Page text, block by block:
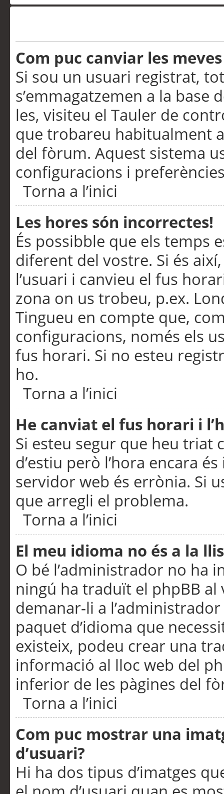
Com puc canviar les
Si sou un usuari registrat,
s’emmagatzemen a la
les, visiteu el Tauler de
que trobareu habitualment
del fòrum. Aquest sistema
configuracions i
Torna a l’inici
Les hores són incorrectes!
És possibble que els temps
diferent del vostre. Si és
l’usuari i canvieu el fus
zona on us trobeu, p.ex.
Tingueu en compte que,
configuracions, només els
fus horari. Si no esteu
ho.
Torna a l’inici
He canviat el fus horari i
Si esteu segur que heu triat
d’estiu però l’hora encara
servidor web és errònia. Si
que arregli el problema.
Torna a l’inici
El meu idioma no és a la
O bé l’administrador no ha
ningú ha traduït el phpBB
demanar-li a
paquet d’idioma que
existeix, podeu crear una
informació al lloc web del
inferior de les pàgines del
Torna a l’inici
Com puc mostrar una
d’usuari?
Hi ha dos tipus d’imatges